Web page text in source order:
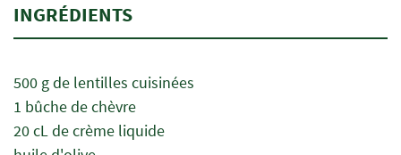
INGRÉDIENTS
500 g de lentilles cuisinées
1 bûche de chèvre
20 cL de crème liquide